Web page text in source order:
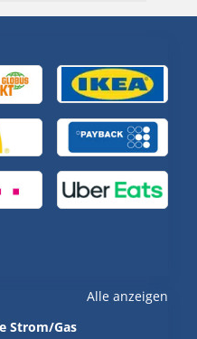
Alle anzeigen
Strom/Gas